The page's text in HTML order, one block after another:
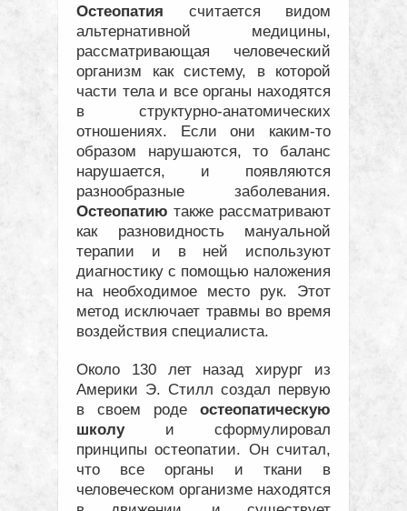
Остеопатия считается видом
альтернативной медицины,
рассматривающая человеческий
организм как систему, в которой
части тела и все органы находятся
в структурно-анатомических
отношениях. Если они каким-то
образом нарушаются, то баланс
нарушается, и появляются
разнообразные заболевания.
Остеопатию также рассматривают
как разновидность мануальной
терапии и в ней используют
диагностику с помощью наложения
на необходимое место рук. Этот
метод исключает травмы во время
воздействия специалиста.
Около 130 лет назад хирург из
Америки Э. Стилл создал первую
в своем роде остеопатическую
школуи сформулировал
принципы остеопатии. Он считал,
что все органы и ткани в
человеческом организме находятся